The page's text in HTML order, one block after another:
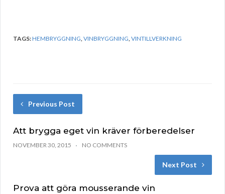
TAGS:HEMBRYGGNING,VINBRYGGNING,VINTILLVERKNING
Previous Post
Att brygga eget vin kräver förberedelser
NOVEMBER 30, 2015 NO COMMENTS
Next Post
Prova att göra mousserande vin